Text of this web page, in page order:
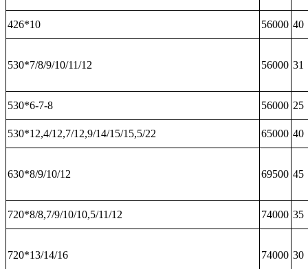
426*10 56000 40
530*7/8/9/10/11/12 56000 31
530*6-7-8 56000 25
530*12,4/12,7/12,9/14/15/15,5/22 65000 40
630*8/9/10/12 69500 45
720*8/8,7/9/10/10,5/11/12 74000 35
720*13/14/16 74000 30